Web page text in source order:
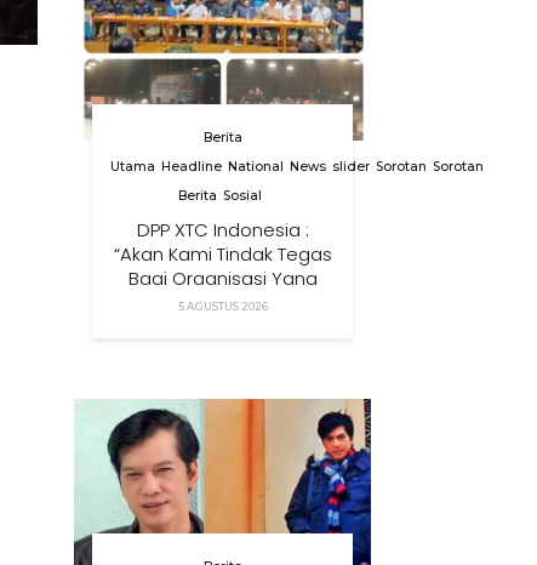
Berita
Utama
Headline National News slider Sorotan Sorotan
Berita Sosial
DPP XTC Indonesia :
“Akan Kami Tindak Tegas
Bagi Organisasi Yang
Menggunakan Nama,
5 AGUSTUS 2026